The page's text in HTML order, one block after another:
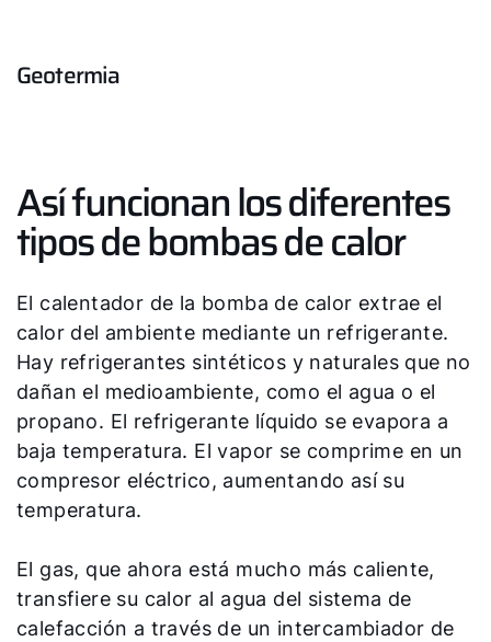
Geotermia
Así funcionan los diferentes
tipos de bombas de calor
El calentador de la bomba de calor extrae el
calor del ambiente mediante un refrigerante.
Hay refrigerantes sintéticos y naturales que no
dañan el medioambiente, como el agua o el
propano. El refrigerante líquido se evapora a
baja temperatura. El vapor se comprime en un
compresor eléctrico, aumentando así su
temperatura.
El gas, que ahora está mucho más caliente,
transfiere su calor al agua del sistema de
calefacción a través de un intercambiador de
¡Hola!
Contacto de servicio
Línea de atención al cliente
Encontrar a tu experto
Links importantes
Carrera profesional
Sustentabilidad